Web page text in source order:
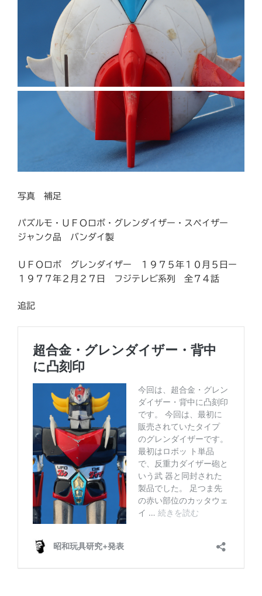
写真 補足
パズルモ・ＵＦＯロボ・グレンダイザー・スペイザー
ジャンク品 バンダイ製
ＵＦＯロボ グレンダイザー １９７５年１０月５日ー
１９７７年２月２７日 フジテレビ系列 全７４話
追記